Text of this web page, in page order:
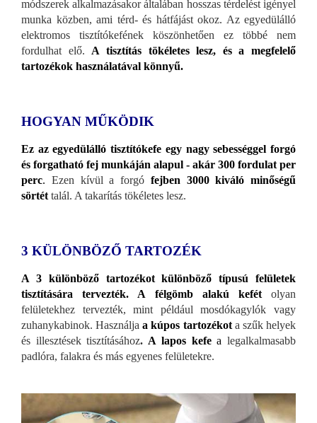
módszerek alkalmazásakor általában hosszas térdelést igényel
munka közben, ami térd- és hátfájást okoz. Az egyedülálló
elektromos tisztítókefének köszönhetően ez többé nem
fordulhat elő. A tisztítás tökéletes lesz, és a megfelelő
tartozékok használatával könnyű.
HOGYAN MŰKÖDIK
Ez az egyedülálló tisztítókefe egy nagy sebességgel forgó
és forgatható fej munkáján alapul - akár 300 fordulat per
perc. Ezen kívül a forgó fejben 3000 kiváló minőségű
sörtét talál. A takarítás tökéletes lesz.
3 KÜLÖNBÖZŐ TARTOZÉK
A 3 különböző tartozékot különböző típusú felületek
tisztítására tervezték. A félgömb alakú kefétolyan
felületekhez tervezték, mint például mosdókagylók vagy
zuhanykabinok. Használjaa kúpos tartozékota szűk helyek
és illesztések tisztításához. A lapos kefea legalkalmasabb
padlóra, falakra és más egyenes felületekre.